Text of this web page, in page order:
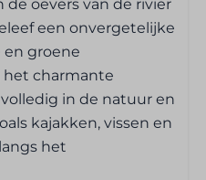
te bestellen
de oevers van de rivier
een onvergetelijke
groene
het charmante
in de natuur en
kajakken, vissen en
het